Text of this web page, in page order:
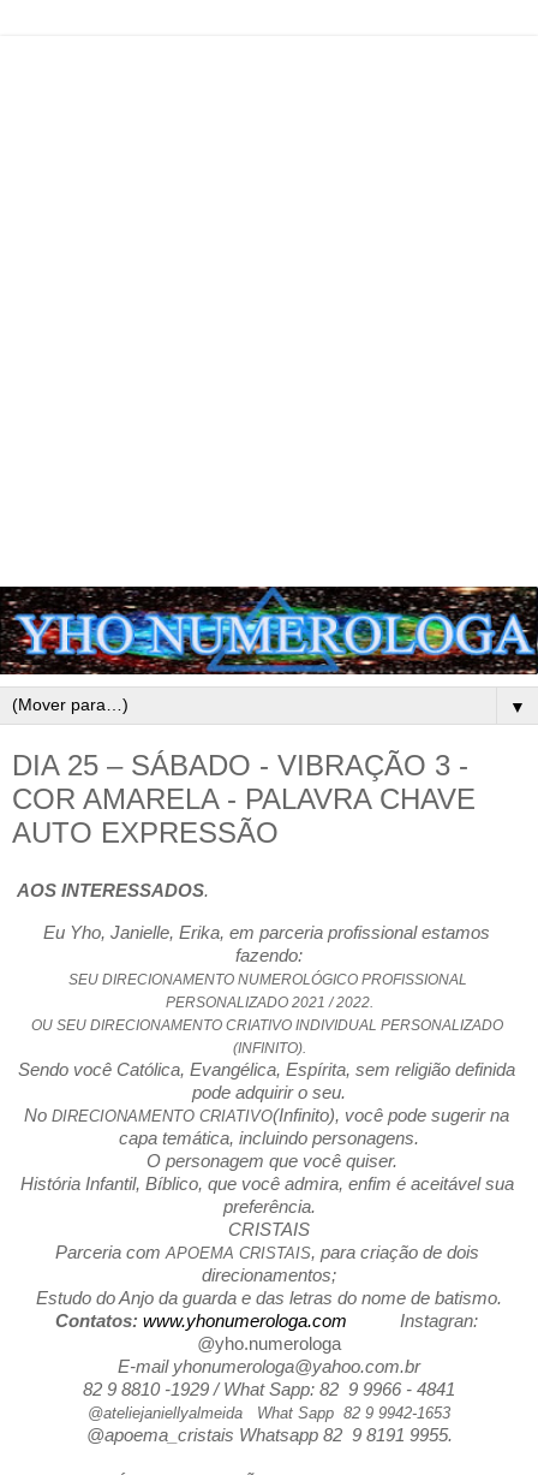
▼
DIA 25 – SÁBADO - VIBRAÇÃO 3 -
COR AMARELA - PALAVRA CHAVE
AUTO EXPRESSÃO
AOS INTERESSADOS.
Eu Yho, Janielle, Erika, em parceria profissional estamos
fazendo:
SEU DIRECIONAMENTO NUMEROLÓGICO PROFISSIONAL
PERSONALIZADO 2021 / 2022.
OU SEU DIRECIONAMENTO CRIATIVO INDIVIDUAL PERSONALIZADO
(INFINITO).
Sendo você Católica, Evangélica, Espírita, sem religião definida
pode adquirir o seu.
No DIRECIONAMENTO CRIATIVO(Infinito), você pode sugerir na
capa temática, incluindo personagens.
O personagem que você quiser.
História Infantil, Bíblico, que você admira, enfim é aceitável sua
preferência.
CRISTAIS
Parceria com APOEMA CRISTAIS, para criação de dois
direcionamentos;
Estudo do Anjo da guarda e das letras do nome de batismo.
Contatos: www.yhonumerologa.com Instagran:
@yho.numerologa
E-mail yhonumerologa@yahoo.com.br
82 9 8810 -1929 / What Sapp: 82  9 9966 - 4841
@ateliejaniellyalmeida   What Sapp  82 9 9942-1653
@apoema_cristais Whatsapp 82  9 8191 9955.